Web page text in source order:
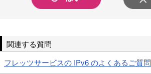
関連する質問
フレッツサービスの IPv6 のよくあるご質問